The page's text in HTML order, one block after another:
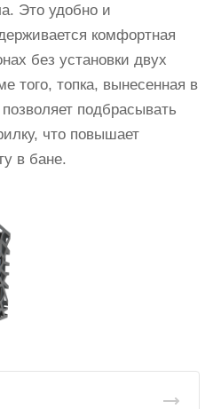
Это удобно и
комфортная
без установки двух
того, топка, вынесенная в
подбрасывать
что повышает
в бане.